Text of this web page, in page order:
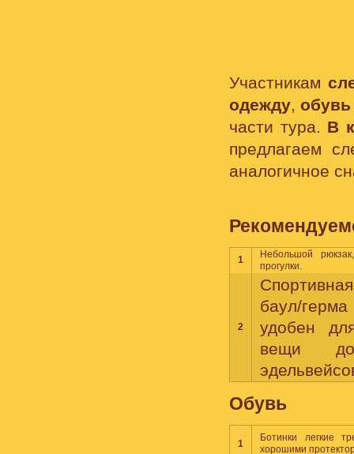
Участникам
одежду,обувь
части тура. В
предлагаем
аналогичное
1
Небольшой
прогулки.
2
баул/
удобен
вещи
Обувь
1
Ботинки легкие
хорошими